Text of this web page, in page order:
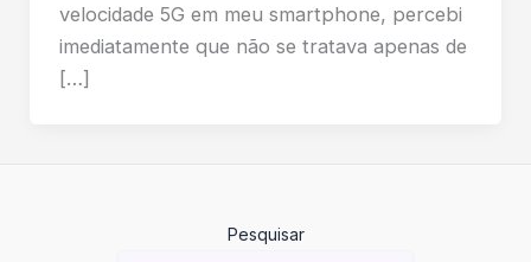
velocidade 5G em meu smartphone, percebi
imediatamente que não se tratava apenas de
[…]
Pesquisar